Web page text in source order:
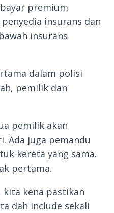
premium
insurans dan
insurans
dalam polisi
pemilik dan
pemilik akan
Ada juga pemandu
kereta yang sama.
pertama.
kita kena pastikan
dah include sekali